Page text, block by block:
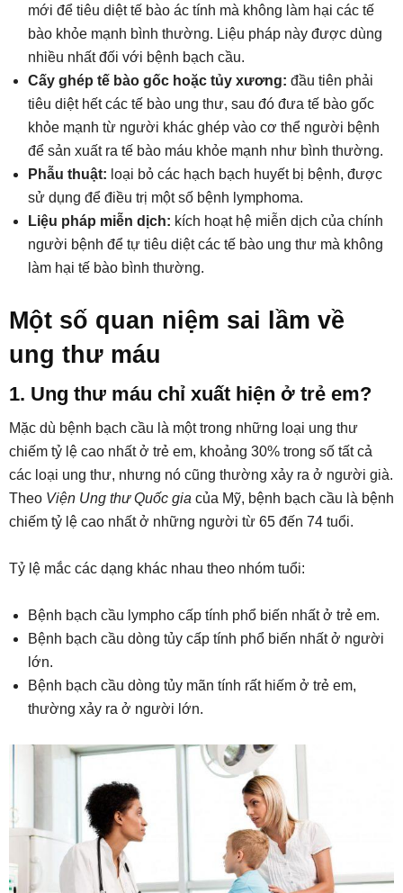
mới để tiêu diệt tế bào ác tính mà không làm hại các tế
bào khỏe mạnh bình thường. Liệu pháp này được dùng
nhiều nhất đối với bệnh bạch cầu.
Cấy ghép tế bào gốc hoặc tủy xương: đầu tiên phải
tiêu diệt hết các tế bào ung thư, sau đó đưa tế bào gốc
khỏe mạnh từ người khác ghép vào cơ thể người bệnh
để sản xuất ra tế bào máu khỏe mạnh như bình thường.
Phẫu thuật: loại bỏ các hạch bạch huyết bị bệnh, được
sử dụng để điều trị một số bệnh lymphoma.
Liệu pháp miễn dịch: kích hoạt hệ miễn dịch của chính
người bệnh để tự tiêu diệt các tế bào ung thư mà không
làm hại tế bào bình thường.
Một số quan niệm sai lầm về
ung thư máu
1. Ung thư máu chỉ xuất hiện ở trẻ em?
Mặc dù bệnh bạch cầu là một trong những loại ung thư
chiếm tỷ lệ cao nhất ở trẻ em, khoảng 30% trong số tất cả
các loại ung thư, nhưng nó cũng thường xảy ra ở người già.
Theo Viện Ung thư Quốc gia của Mỹ, bệnh bạch cầu là bệnh
chiếm tỷ lệ cao nhất ở những người từ 65 đến 74 tuổi.
Tỷ lệ mắc các dạng khác nhau theo nhóm tuổi:
Bệnh bạch cầu lympho cấp tính phổ biến nhất ở trẻ em.
Bệnh bạch cầu dòng tủy cấp tính phổ biến nhất ở người
lớn.
Bệnh bạch cầu dòng tủy mãn tính rất hiếm ở trẻ em,
thường xảy ra ở người lớn.